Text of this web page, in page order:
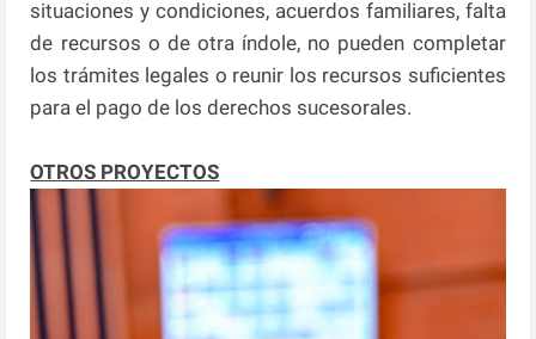
situaciones y condiciones, acuerdos familiares, falta
de recursos o de otra índole, no pueden completar
los trámites legales o reunir los recursos suficientes
para el pago de los derechos sucesorales.
OTROS PROYECTOS